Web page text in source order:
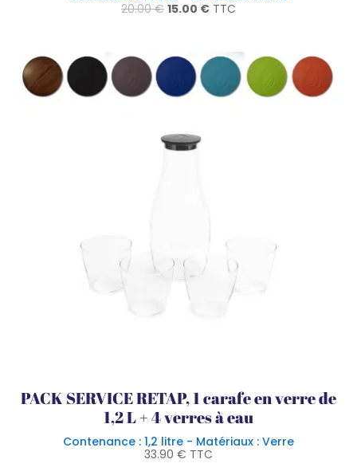
20.00€ Le
20.00 €.
15.00 €Le
15.00 €.
TTC
PACK SERVICE RETAP, 1 carafe en verre de
1,2 L + 4 verres à eau
Contenance : 1,2 litre - Matériaux : Verre
33.90 € TTC